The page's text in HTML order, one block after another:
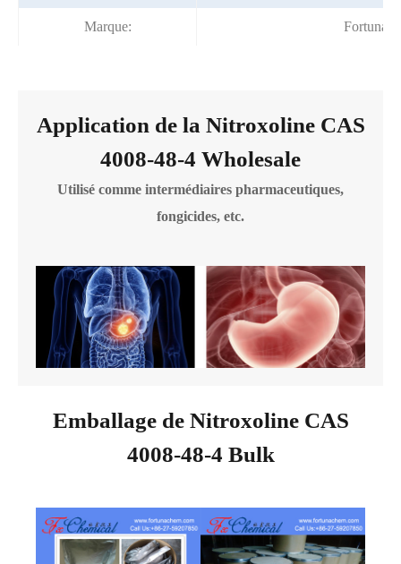
Marque:
Application de la Nitroxoline CAS
4008-48-4 Wholesale
Utilisé comme intermédiaires pharmaceutiques,
fongicides, etc.
Emballage de Nitroxoline CAS
4008-48-4 Bulk